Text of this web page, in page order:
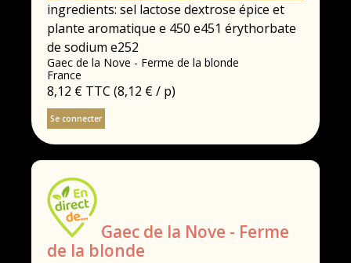
ingredients: sel lactose dextrose épice et
plante aromatique e 450 e451 érythorbate
de sodium e252
Gaec de la Nove - Ferme de la blonde
France
8,12 € TTC (8,12 € / p)
Se connecter
Gaec de la Nove - Ferme
de la blonde